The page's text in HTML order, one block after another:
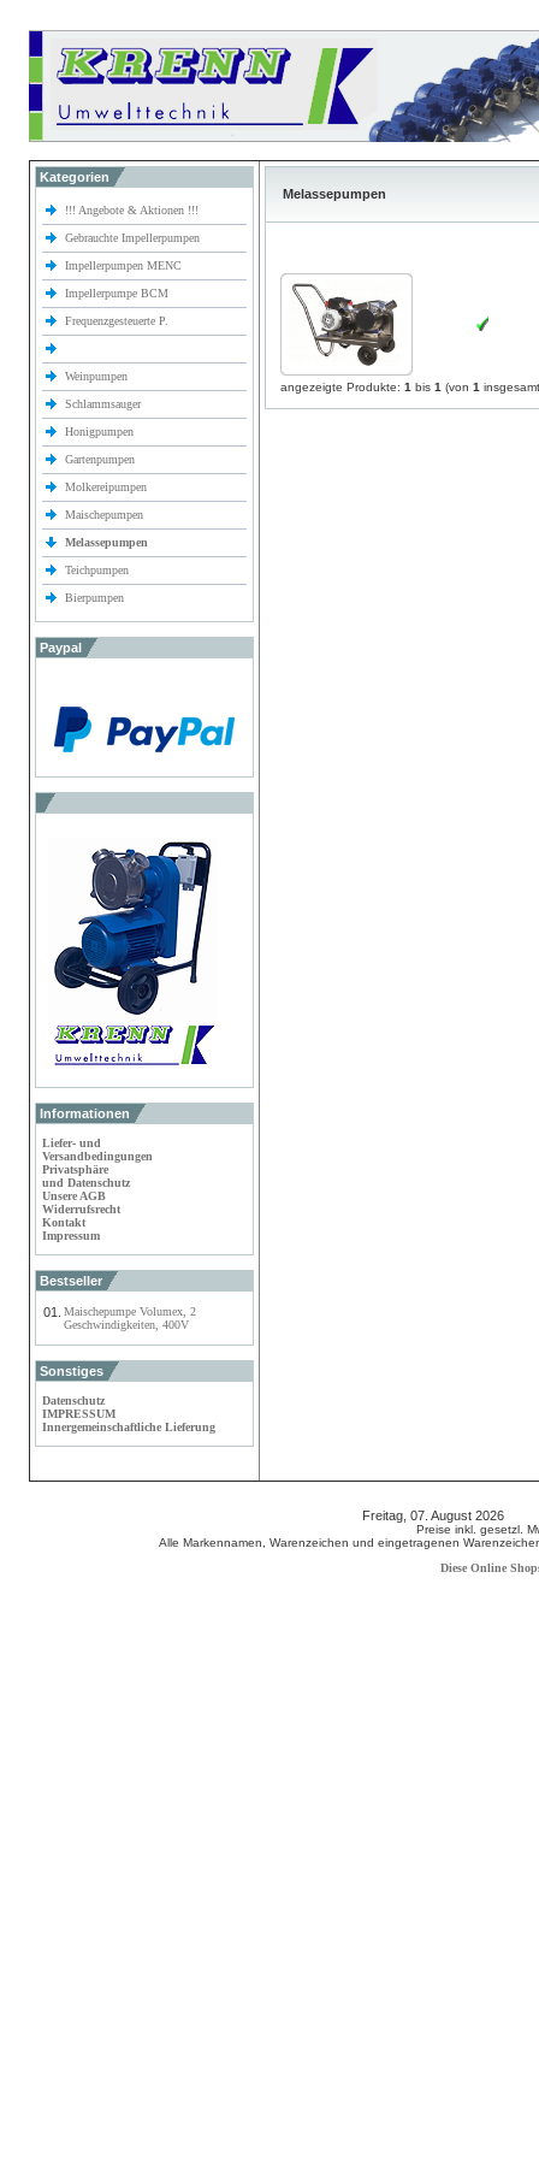
Kategorien
!!! Angebote & Aktionen !!!
Gebrauchte Impellerpumpen
Impellerpumpen MENC
Impellerpumpe BCM
Frequenzgesteuerte P.
Weinpumpen
Schlammsauger
Honigpumpen
Gartenpumpen
Molkereipumpen
Maischepumpen
Melassepumpen
Teichpumpen
Bierpumpen
Paypal
Informationen
Liefer- und
Versandbedingungen
Privatsphäre
und Datenschutz
Unsere AGB
Widerrufsrecht
Kontakt
Impressum
Bestseller
01.
Maischepumpe Volumex, 2
Geschwindigkeiten, 400V
Sonstiges
Datenschutz
IMPRESSUM
Innergemeinschaftliche Lieferung
Melassepumpen
angezeigte Produkte: 1 bis 1 (von 1
Freitag, 07. August 2026
Preise inkl. gesetzl.
Alle Markennamen, Warenzeichen und eingetragenen
Diese Online